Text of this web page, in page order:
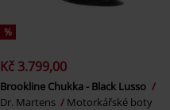
%
Kč 3.799,00
Brookline Chukka - Black Lusso
Dr. Martens
Motorkářské boty